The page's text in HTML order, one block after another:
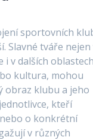
sportovních
Slavné tváře nejen
i v dalších
kultura, mohou
obraz klubu a jeho
kteří
o konkrétní
v různých